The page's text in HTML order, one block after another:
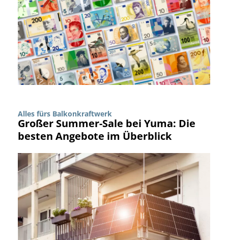
Alles fürs Balkonkraftwerk
Großer Summer-Sale bei Yuma: Die
besten Angebote im Überblick